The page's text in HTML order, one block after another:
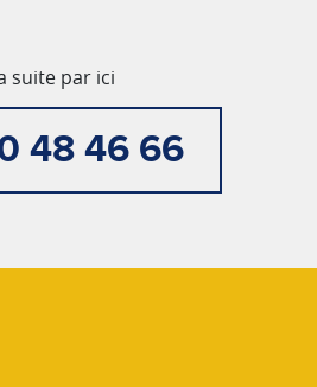
suite par ici
48 46 66